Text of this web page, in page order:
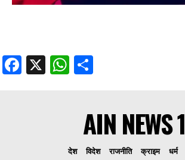
Facebook
X WhatsApp
AIN NEWS 1
देश विदेश राजनीति क्राइम धर्म